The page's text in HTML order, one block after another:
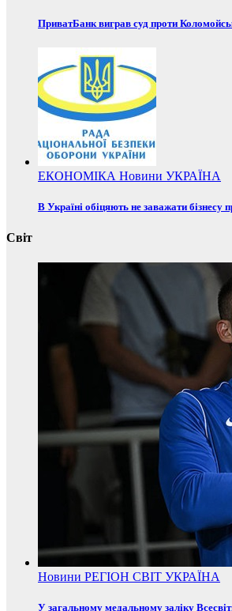
ПриватБанк виграв суд проти
ЕКОНОМІКА Новини УКРАЇНА
В Україні обіцяють не заважати бізнесу
Світ
Новини РЕГІОН СВІТ УКРАЇНА
У загальному медальному заліку